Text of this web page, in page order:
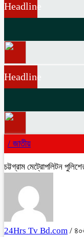
Headline
Headline
/ জাতীয়
চট্টগ্রাম মেট্রোপলিটন
24Hrs Tv Bd.com /